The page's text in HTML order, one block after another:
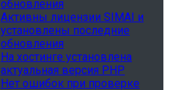
обновления
Активны лицензии SIMAI и
установлены последние
обновления
На хостинге установлена
актуальная версия PHP
Нет ошибок при проверке